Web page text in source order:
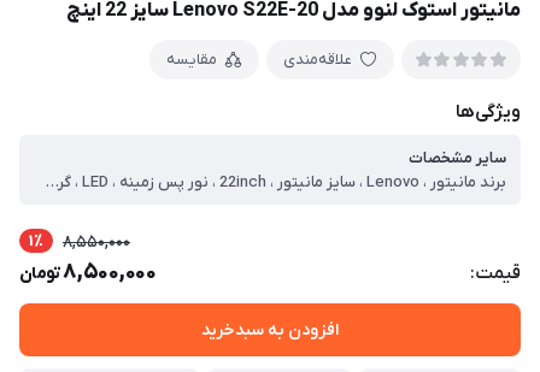
مانیتور استوک لنوو مدل Lenovo S22E-20 سایز 22 اینچ
علاقه‌مندی مقایسه
ویژگی‌ها
سایر مشخصات
برند مانیتور ، Lenovo ، سایز مانیتور ، 22inch ، نور پس زمینه ، LED ، گرید ، +A ، رزولوشن ، 1080 * 1920 ، نوع نمایشگر ، Wide ، پورت مانیتور ، HDMI, VGA ، وضعیت محصول ، استوک ، توضیحات ، VA – Frameless – 75Hz
قیمت:
8,550,000 1٪
8,500,000تومان
افزودن به سبدخرید